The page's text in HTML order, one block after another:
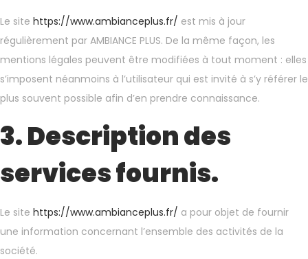
Le site https://www.ambianceplus.fr/ est mis à jour
régulièrement par AMBIANCE PLUS. De la même façon, les
mentions légales peuvent être modifiées à tout moment : elles
s’imposent néanmoins à l’utilisateur qui est invité à s’y référer le
plus souvent possible afin d’en prendre connaissance.
3. Description des
services fournis.
Le site https://www.ambianceplus.fr/ a pour objet de fournir
une information concernant l’ensemble des activités de la
société.